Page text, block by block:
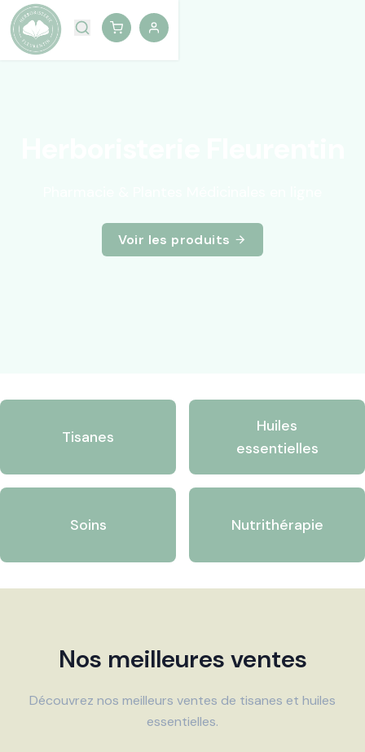
Voir les produits
Tisanes
Huiles
essentielles
Soins Nutrithérapie
Nos meilleures ventes
Découvrez nos meilleurs ventes de tisanes et huiles
essentielles.